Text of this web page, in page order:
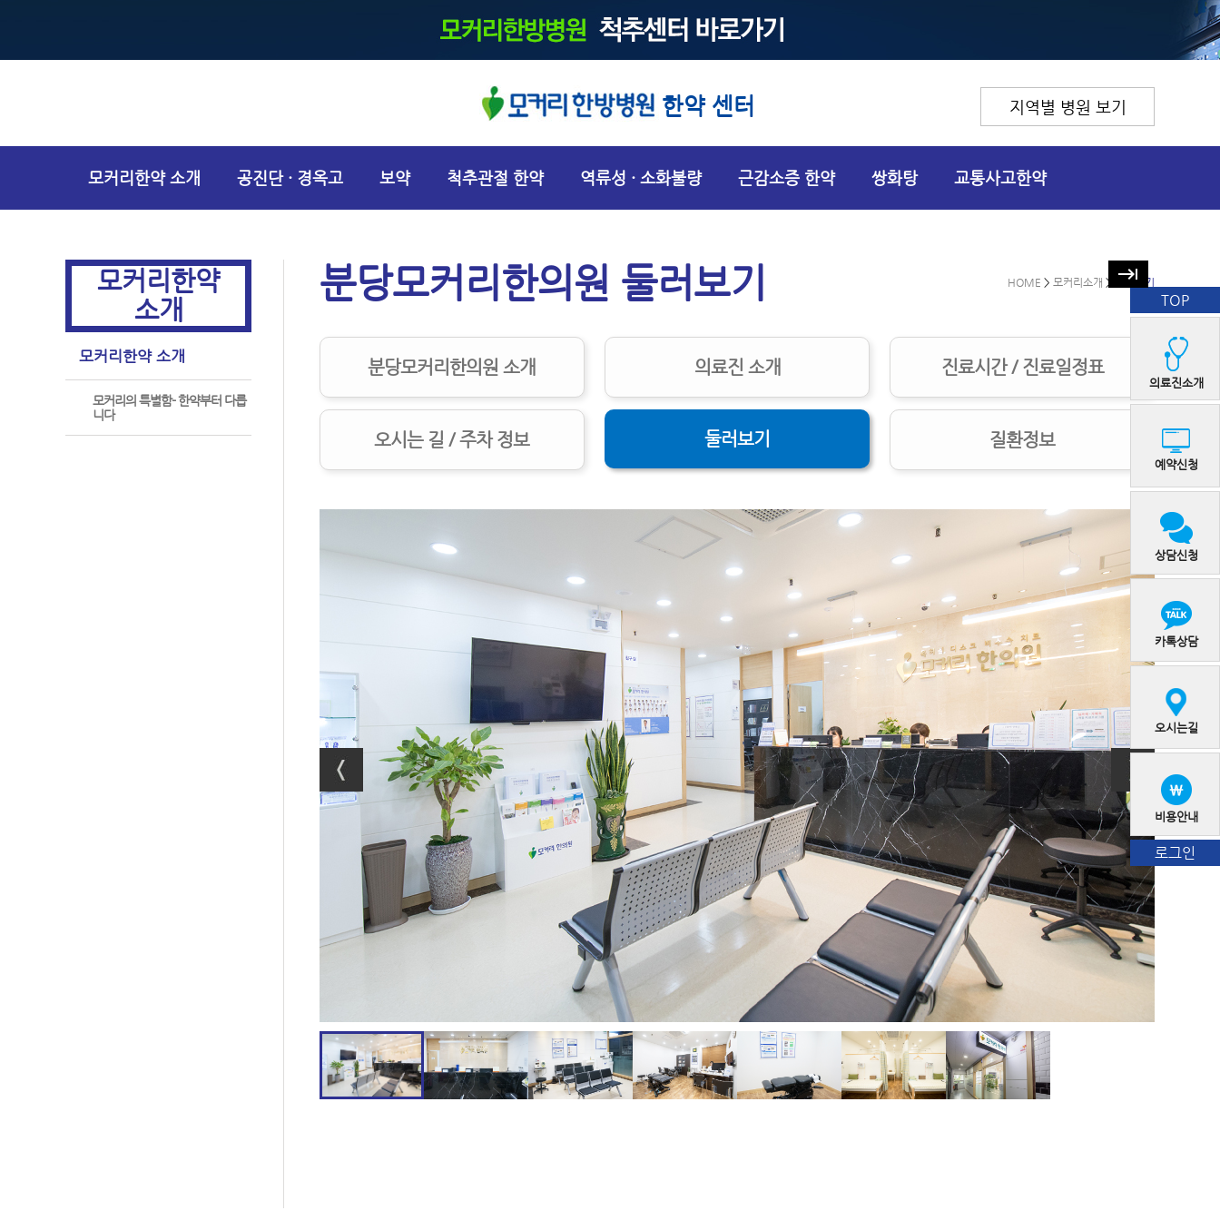
한약 센터 지역별 병원 보기
모커리한약 소개 공진단 · 경옥고 보약 척추관절 한약 역류성 · 소화불량 근감소증 한약 쌍화탕 교통사고한약
keyboard_tab
TOP
의료진소개
예약신청
상담신청
카톡상담
오시는길
비용안내
로그인
모커리한약
소개
모커리한약 소개
모커리의 특별함- 한약부터 다릅
니다
분당모커리한의원 둘러보기 HOME > 모커리소개 > 둘러보기
분당모커리한의원 소개 의료진 소개 진료시간 / 진료일정표
오시는 길 / 주차 정보 둘러보기 질환정보